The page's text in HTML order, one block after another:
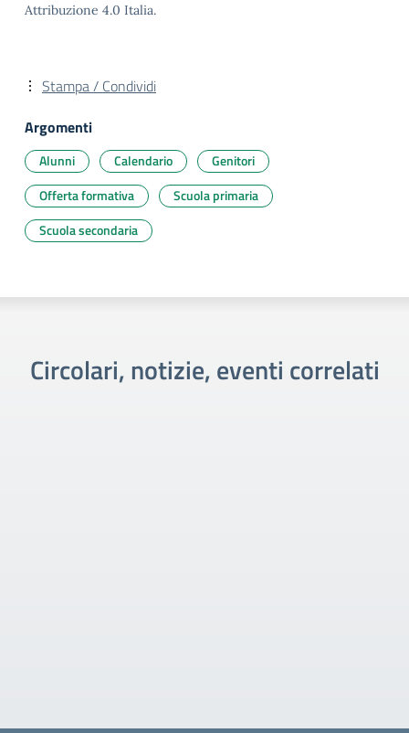
Attribuzione 4.0 Italia.
Stampa / Condividi
Argomenti
Alunni Calendario
Genitori
Offerta formativa
Scuola primaria
Scuola secondaria
Circolari, notizie, eventi correlati